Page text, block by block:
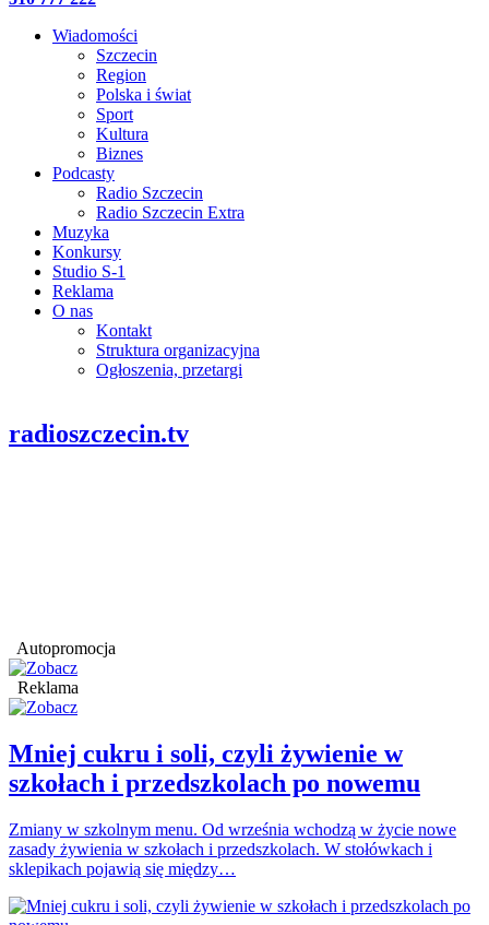
Wiadomości
Szczecin
Region
Polska i świat
Sport
Kultura
Biznes
Podcasty
Radio Szczecin
Radio Szczecin Extra
Muzyka
Konkursy
Studio S-1
Reklama
O nas
Kontakt
Struktura organizacyjna
Ogłoszenia, przetargi
radioszczecin.tv
Autopromocja
Reklama
Mniej cukru i soli, czyli żywienie w
szkołach i przedszkolach po nowemu
Zmiany w szkolnym menu. Od września wchodzą w życie nowe
zasady żywienia w szkołach i przedszkolach. W stołówkach i
sklepikach pojawią się między…